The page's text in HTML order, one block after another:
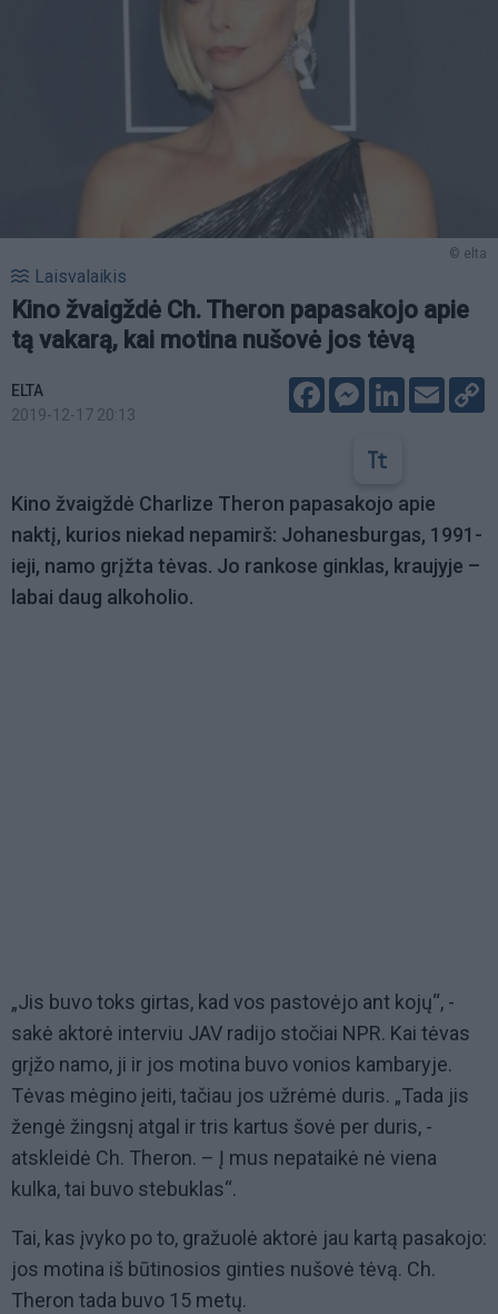
© elta
Laisvalaikis
Kino žvaigždė Ch. Theron papasakojo apie
tą vakarą, kai motina nušovė jos tėvą
ELTA
2019-12-17 20:13
FacebookMessenger
LinkedIn
Email
Kino žvaigždė Charlize Theron papasakojo apie
naktį, kurios niekad nepamirš: Johanesburgas, 1991-
ieji, namo grįžta tėvas. Jo rankose ginklas, kraujyje –
labai daug alkoholio.
„Jis buvo toks girtas, kad vos pastovėjo ant kojų“, -
sakė aktorė interviu JAV radijo stočiai NPR. Kai tėvas
grįžo namo, ji ir jos motina buvo vonios kambaryje.
Tėvas mėgino įeiti, tačiau jos užrėmė duris. „Tada jis
žengė žingsnį atgal ir tris kartus šovė per duris, -
atskleidė Ch. Theron. – Į mus nepataikė nė viena
kulka, tai buvo stebuklas“.
Tai, kas įvyko po to, gražuolė aktorė jau kartą pasakojo:
jos motina iš būtinosios ginties nušovė tėvą. Ch.
Theron tada buvo 15 metų.